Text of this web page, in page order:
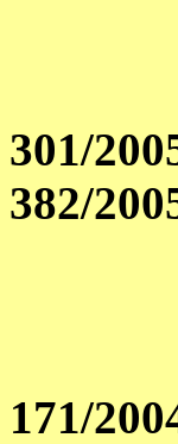
301/
382/
171/